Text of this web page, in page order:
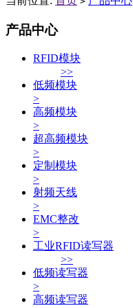
产品中心
RFID模块
>>
低频模块
>
高频模块
>
超高频模块
>
定制模块
>
射频天线
>
EMC整改
>
工业RFID读写器
>>
低频读写器
>
高频读写器